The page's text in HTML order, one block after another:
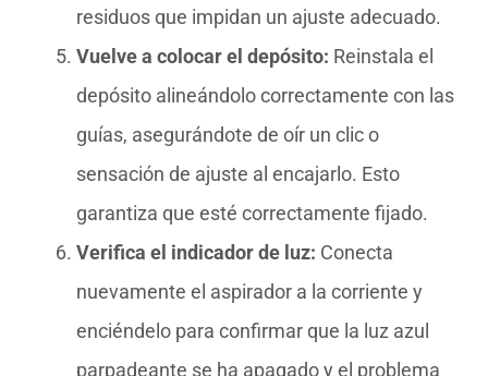
residuos que impidan un ajuste adecuado.
Vuelve a colocar el depósito: Reinstala el
depósito alineándolo correctamente con las
guías, asegurándote de oír un clic o
sensación de ajuste al encajarlo. Esto
garantiza que esté correctamente fijado.
Verifica el indicador de luz: Conecta
nuevamente el aspirador a la corriente y
enciéndelo para confirmar que la luz azul
parpadeante se ha apagado y el problema